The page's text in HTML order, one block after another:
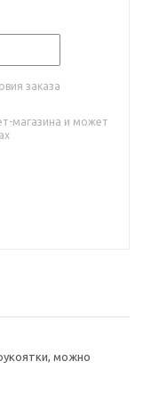
заказа
магазина и может
можно